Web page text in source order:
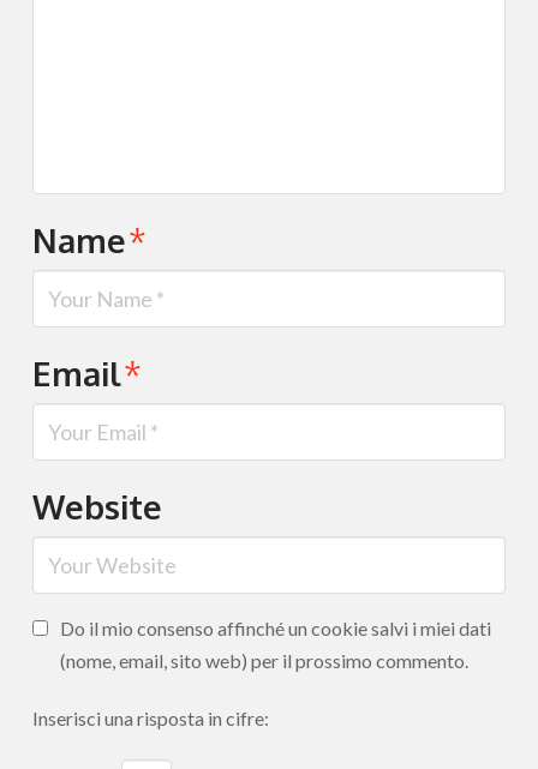
Name*
Email*
Website
Do il mio consenso affinché un cookie salvi i miei dati
(nome, email, sito web) per il prossimo commento.
Inserisci una risposta in cifre: